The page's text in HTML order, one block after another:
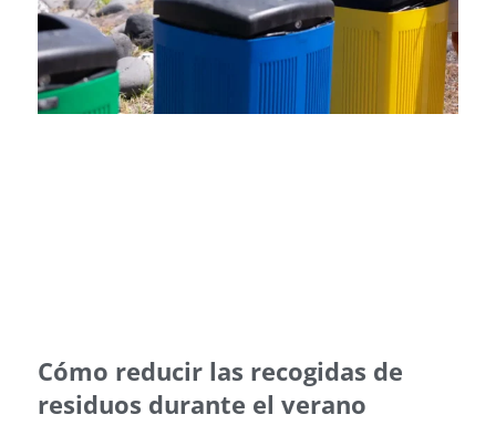
Cómo reducir las recogidas de
residuos durante el verano